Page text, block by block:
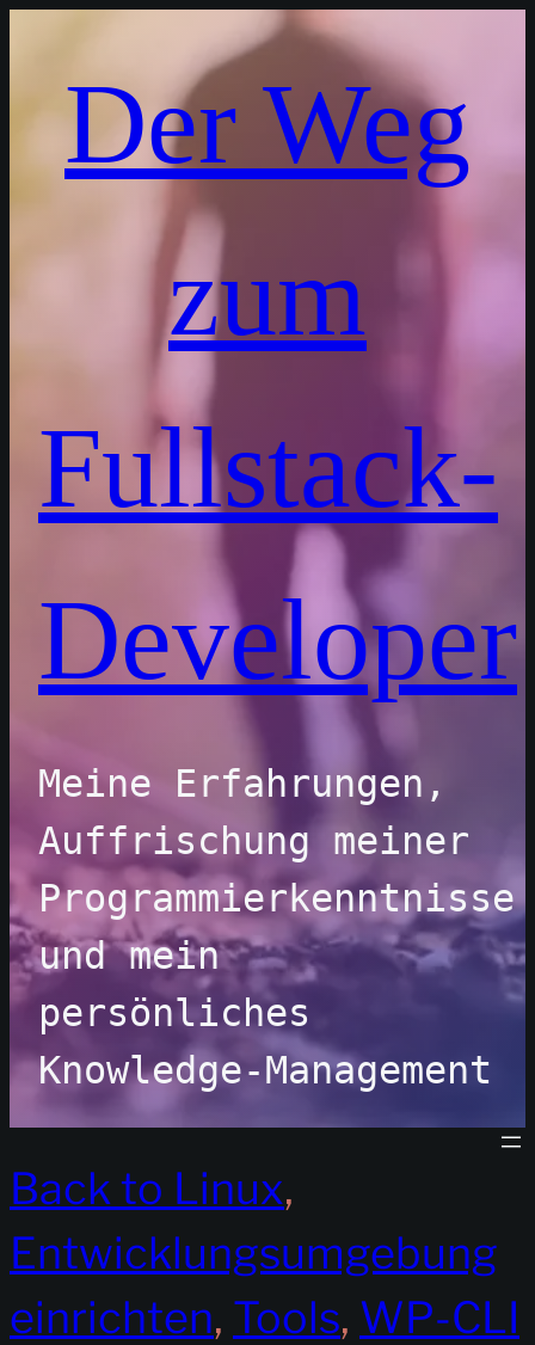
Der Weg
zum
Fullstack-
Developer
Meine Erfahrungen,
Auffrischung meiner
Programmierkenntnisse
und mein
persönliches
Knowledge-Management
Back to Linux
Entwicklungsumgebung
einrichten, Tools, WP-CLI